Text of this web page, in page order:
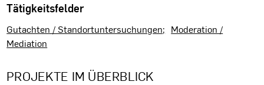
Tätigkeitsfelder
Gutachten / Standortuntersuchungen
Moderation /
Mediation
PROJEKTE IM ÜBERBLICK